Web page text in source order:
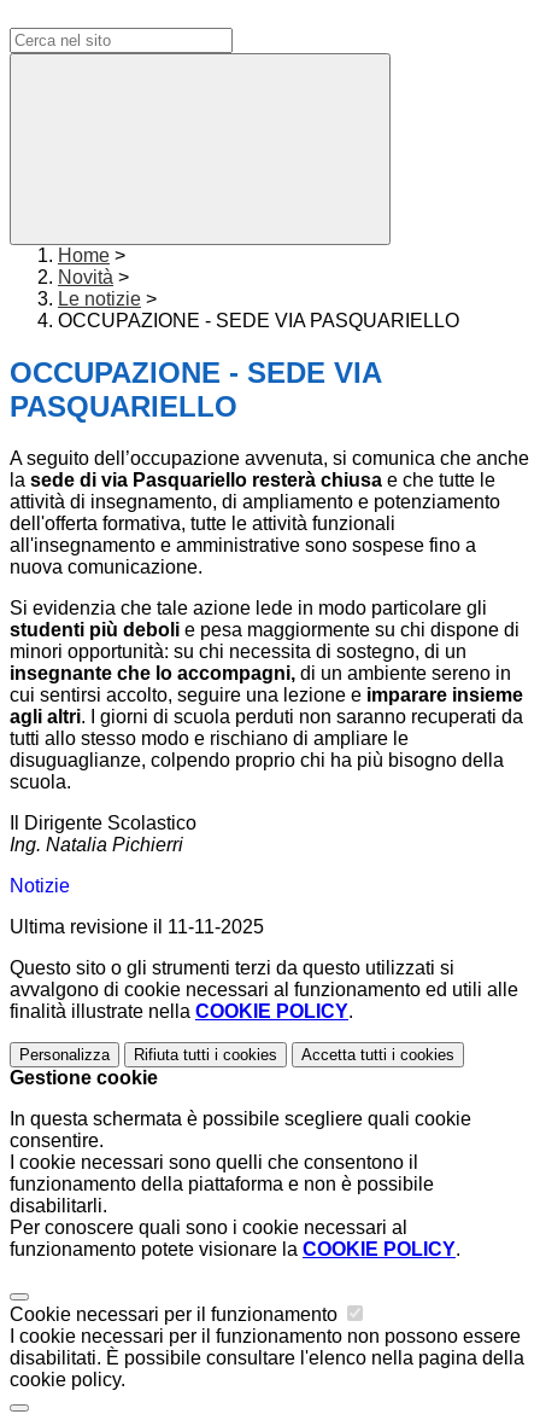
Home >
Novità >
Le notizie >
OCCUPAZIONE - SEDE VIA PASQUARIELLO
OCCUPAZIONE - SEDE VIA
PASQUARIELLO
A seguito dell’occupazione avvenuta, si comunica che anche
la sede di via Pasquariello resterà chiusa e che tutte le
attività di insegnamento, di ampliamento e potenziamento
dell'offerta formativa, tutte le attività funzionali
all'insegnamento e amministrative sono sospese fino a
nuova comunicazione.
Si evidenzia che tale azione lede in modo particolare gli
studenti più deboli e pesa maggiormente su chi dispone di
minori opportunità: su chi necessita di sostegno, di un
insegnante che lo accompagni, di un ambiente sereno in
cui sentirsi accolto, seguire una lezione e imparare insieme
agli altri. I giorni di scuola perduti non saranno recuperati da
tutti allo stesso modo e rischiano di ampliare le
disuguaglianze, colpendo proprio chi ha più bisogno della
scuola.
Il Dirigente Scolastico
Ing. Natalia Pichierri
Notizie
Ultima revisione il 11-11-2025
Questo sito o gli strumenti terzi da questo utilizzati si
avvalgono di cookie necessari al funzionamento ed utili alle
finalità illustrate nella COOKIE POLICY.
Personalizza Rifiuta tutti i cookies Accetta tutti i cookies
Gestione cookie
In questa schermata è possibile scegliere quali cookie
consentire.
I cookie necessari sono quelli che consentono il
funzionamento della piattaforma e non è possibile
disabilitarli.
Per conoscere quali sono i cookie necessari al
funzionamento potete visionare la COOKIE POLICY.
Cookie necessari per il funzionamento
I cookie necessari per il funzionamento non possono essere
disabilitati. È possibile consultare l'elenco nella pagina della
cookie policy.